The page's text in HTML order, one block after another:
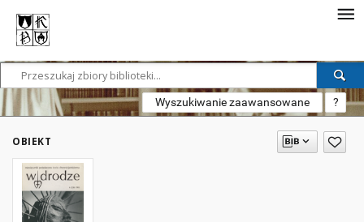
Wyszukiwanie zaawansowane ?
OBIEKT